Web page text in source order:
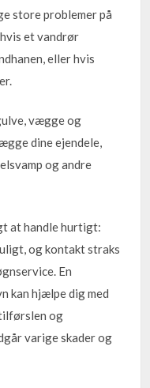
store problemer på
et vandrør
eller hvis
vægge og
dine ejendele,
og andre
at handle hurtigt:
og kontakt straks
En
kan hjælpe dig med
og
varige skader og